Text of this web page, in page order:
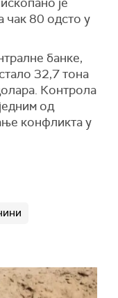
чак 80 одсто у
банке,
32,7 тона
Контрола
од
конфликта у